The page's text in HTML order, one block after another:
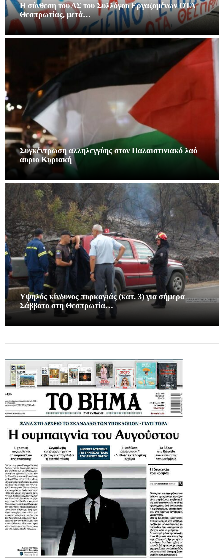
Η σύνθεση του ΔΣ του Συλλόγου Εργαζομένων ΟΤΑ
Θεσπρωτίας, μετά…
Συγκέντρωση αλληλεγγύης στον Παλαιστινιακό λαό
αυριο Κυριακή
Υψηλός κίνδυνος πυρκαγιάς (κατ. 3) για σήμερα
Σάββατο στη Θεσπρωτία…